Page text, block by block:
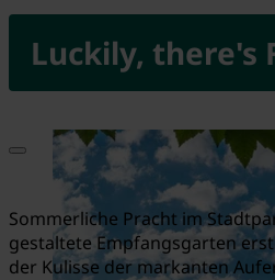
Luckily, there's
Sommerliche Pracht im
gestaltete Empfangsgarten
der Kulisse der markanten